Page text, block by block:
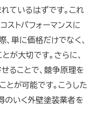
ているはずです。これ
ストパフォーマンスに
単に価格だけでなく、
が大切です。さらに、
ることで、競争原理を
とが可能です。こうした
のいく外壁塗装業者を